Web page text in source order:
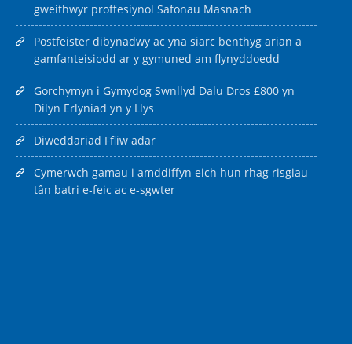
gweithwyr proffesiynol Safonau Masnach
Postfeister dibynadwy ac yna siarc benthyg arian a
gamfanteisiodd ar y gymuned am flynyddoedd
Gorchymyn i Gymydog Swnllyd Dalu Dros £800 yn
Dilyn Erlyniad yn y Llys
Diweddariad Ffliw adar
Cymerwch gamau i amddiffyn eich hun rhag risgiau
tân batri e-feic ac e-sgwter